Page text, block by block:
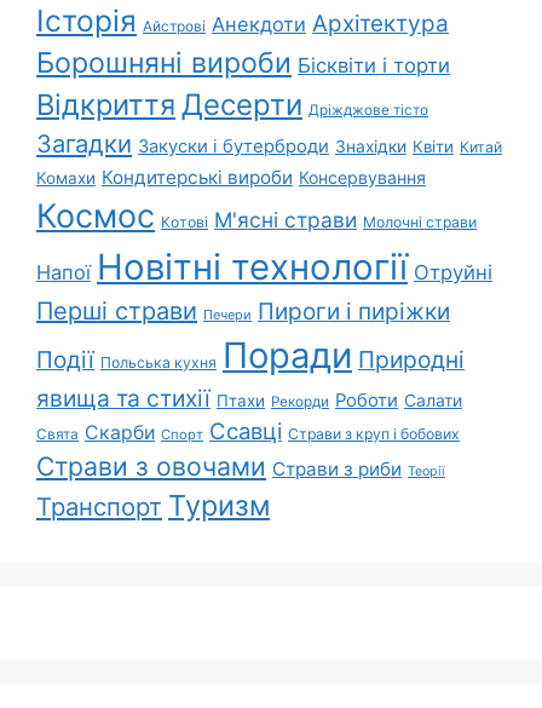
Історія Айстрові Анекдоти Архітектура
Борошняні вироби Бісквіти і торти
Відкриття Десерти Дріжджове тісто
Загадки Закуски і бутерброди Знахідки Квіти Китай
Комахи Кондитерські вироби Консервування
Космос Котові М'ясні страви Молочні страви
Напої Новітні технології Отруйні
Перші страви Печери Пироги і пиріжки
Події Польська кухня Поради Природні
явища та стихії Птахи Рекорди Роботи Салати
Свята Скарби Спорт Ссавці Страви з круп і бобових
Страви з овочами Страви з риби Теорії
Транспорт Туризм